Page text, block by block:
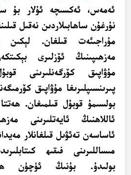
ئەمەس، ئەكسىچە ئۇلار بۇ
نۇرغۇن ساھابىلاردىن نەقىل
مۇراجىئەت قىلغان. لېكىن
مەزھىپىنىڭ ئۆزلىرى
مۇۋاپىق كۆرگەنلىرىنى
پىرىنسىپلىرىغامۇۋاپىق
بولسىمۇ قوبۇل قىلمىغان.
ئاللاھنىڭ ئايەتلىرىنى
ئاساسەن تەئۋىل قىلغانلار
مىساللىرىنى فىقىھ
بولىدۇ. بۇنىڭ ئۈچۈن